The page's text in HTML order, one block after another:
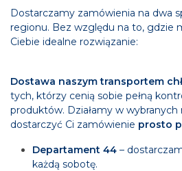
Dostarczamy zamówienia na dwa
regionu. Bez względu na to, gdzie
Ciebie idealne rozwiązanie:
Dostawa naszym transportem
tych, którzy cenią sobie pełną
produktów. Działamy w wybranych
dostarczyć Ci zamówienie prosto
Departament 44 –
każdą sobotę.